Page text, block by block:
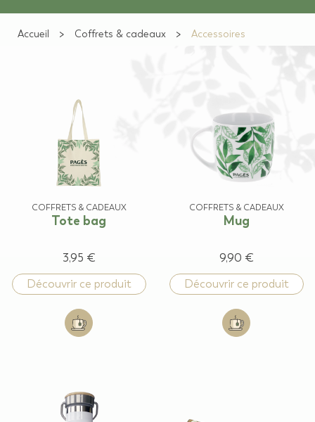
Accueil Coffrets & cadeaux Accessoires
COFFRETS & CADEAUX
Tote bag
3,95 €
Découvrir ce produit
Add to cart: Tote bag
COFFRETS & CADEAUX
Mug
9,90 €
Découvrir ce produit
Add to cart: Mug